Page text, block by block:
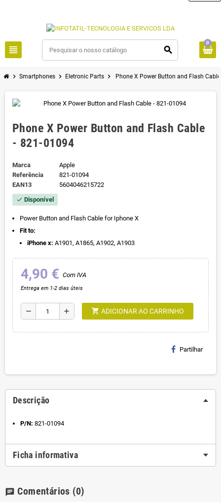
view_headline search
0
chevron_right Smartphones chevron_right Eletronic Parts chevron_right Phone X Power Button and Flash
Phone X Power Button and Flash Cable
- 821-01094
Marca
Apple
Referência
821-01094
EAN13
5604046215722
check Disponível
Power Button and Flash Cable for Iphone X
Fit to:
iPhone x: A1901, A1865, A1902, A1903
4,90 € Com IVA
Entrega em 1-2 dias úteis
remove add shopping_cart ADICIONAR AO CARRINHO
Partilhar
Descrição
P/N: 821-01094
Ficha informativa
chat Comentários (0)